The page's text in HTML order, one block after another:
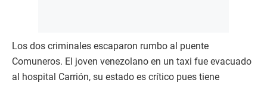
Los dos criminales escaparon rumbo al puente
Comuneros. El joven venezolano en un taxi fue evacuado
al hospital Carrión, su estado es crítico pues tiene